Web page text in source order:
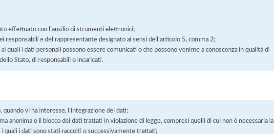
effettuato con l'ausilio di strumenti elettronici;
responsabili e del rappresentante designato ai sensi dell'articolo 5, comma 2;
quali i dati personali possono essere comunicati o che possono venirne a conoscenza in qualità di
Stato, di responsabili o incaricati.
quando vi ha interesse, l'integrazione dei dati;
anonima o il blocco dei dati trattati in violazione di legge, compresi quelli di cui non è necessaria la
quali i dati sono stati raccolti o successivamente trattati;